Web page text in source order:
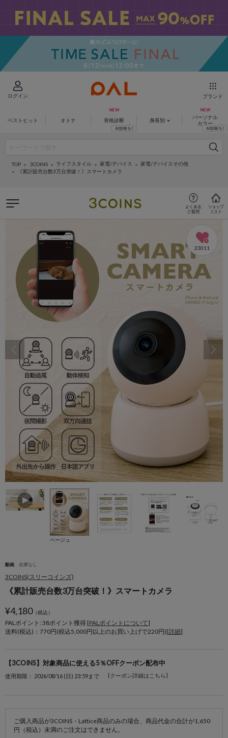
ログイン ブランド
ベストヒット オトナ 骨格診断 身長別
パーソナル
カラー
TOP 3COINS ライフスタイル 家電/デバイス
家電/デバイスその他
《累計販売台数3万台突破！》スマートカメラ
23011
ベージュ
動画 在庫なし
3COINS(スリーコインズ)
《累計販売台数3万台突破！》スマートカメラ
¥4,180（税込）
PALポイント: 38ポイント獲得 [PALポイントについて]
送料(税込)：770円(税込5,000円以上のお買い上げで220円)[詳細]
【3COINS】対象商品に使える5％OFFクーポン配布中
使用期限： 2026/08/16 (日) 23:59まで [クーポン詳細はこちら]
ご購入商品が3COINS・Lattice商品のみの場合、商品代金の合計が1,650
円（税込）未満のご注文はできません。